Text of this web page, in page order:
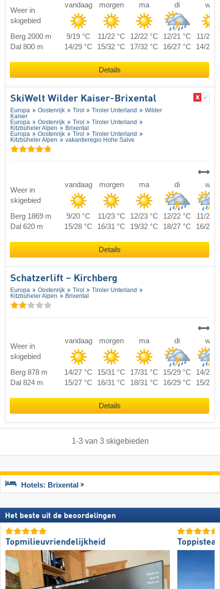
Weer in
skigebied
vandaag morgen ma di wo
Berg 2000 m 9/19 °C 11/22 °C 12/22 °C 12/21 °C
11/20
Dal 800 m
14/29 °C 15/32 °C 17/32 °C 16/27 °C 14/29
Details
SkiWelt Wilder Kaiser-Brixental
Europa Oostenrijk Tirol Tiroler Unterland
Wilder
Kaiser
Europa
Oostenrijk Tirol
Tiroler Unterland
Kitzbüheler Alpen
Brixental
Europa
Oostenrijk Tirol
Tiroler Unterland
Kitzbüheler Alpen
vakantieregio Hohe Salve
Weer in
skigebied
vandaag morgen ma di wo
Berg 1869 m 9/20 °C 11/23 °C 12/23 °C 12/22 °C
11/21
Dal 620 m
15/28 °C 16/31 °C 19/32 °C 18/27 °C 16/27
Details
Schatzerlift – Kirchberg
Europa Oostenrijk Tirol
Tiroler Unterland
Kitzbüheler Alpen
Brixental
Weer in
skigebied
vandaag morgen ma di wo
Berg 878 m 14/27 °C 15/31 °C 17/31 °C 15/29 °C
14/28
Dal 824 m
15/27 °C 16/31 °C 18/31 °C 16/29 °C 15/28
Details
1-3van 3 skigebieden
Hotels: Brixental
Het beste uit de beoordelingen
Topmilieuvriendelijkheid